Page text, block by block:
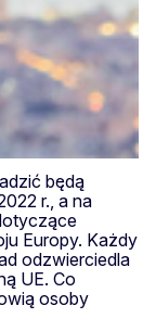
będą
r., a na
Europy. Każdy
odzwierciedla
UE. Co
osoby